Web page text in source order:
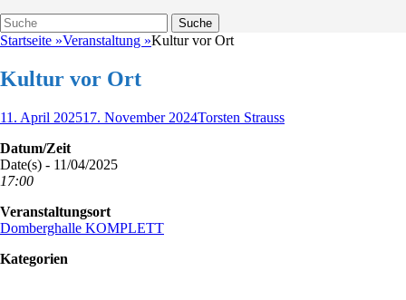
Suche
Suche
nach:
Startseite »Veranstaltung »Kultur vor Ort
Kultur vor Ort
Veröffentlicht
11. April 202517. November 2024Autor
Torsten Strauss
Datum/Zeit
Date(s) - 11/04/2025
17:00
Veranstaltungsort
Domberghalle KOMPLETT
Kategorien